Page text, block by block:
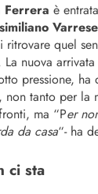
Ferrera è
Varrese
quel
nuova
pressione, ha
non tanto per la
ma “Per
da casa“- ha
ci sta